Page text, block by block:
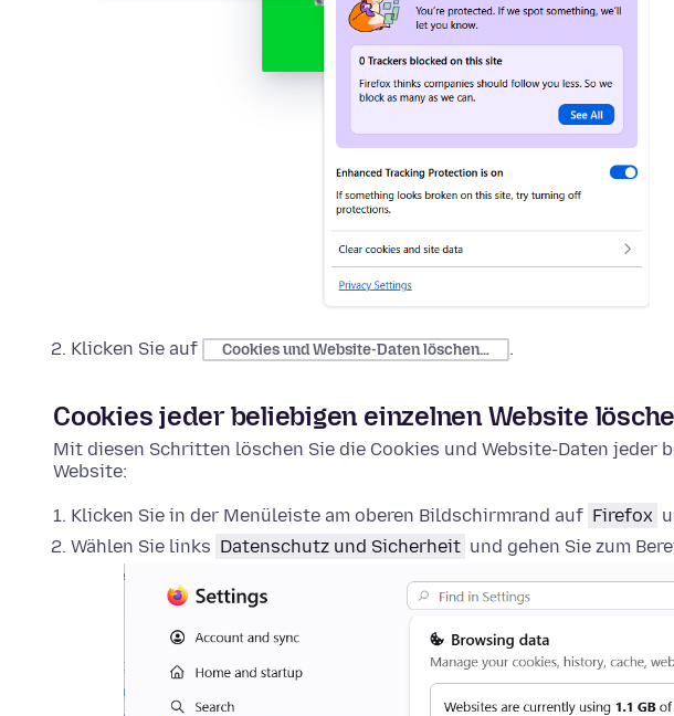
Klicken Sie auf Cookies und Website-Daten löschen… .
Cookies jeder beliebigen einzelnen Website
Mit diesen Schritten löschen Sie die Cookies und Website-Daten jeder
Website:
Klicken Sie in der Menüleiste am oberen Bildschirmrand auf Firefox
Wählen Sie links Datenschutz und Sicherheit und gehen Sie zum